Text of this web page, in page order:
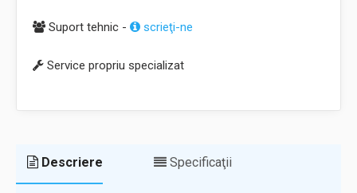
Suport tehnic - scrieţi-ne
Service propriu specializat
Descriere Specificaţii